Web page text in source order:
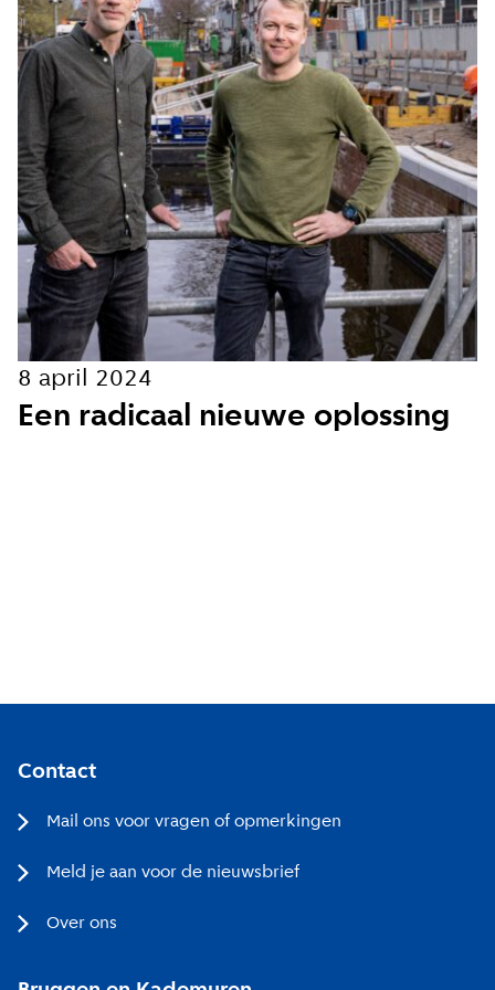
Aanmelden
Een radicaal nieuwe oplossing
8 april 2024
Contact
Mail ons voor vragen of opmerkingen
Meld je aan voor de nieuwsbrief
Over ons